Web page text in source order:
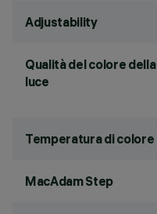
Adjustability
Qualità del colore della
luce
Temperatura di colore
MacAdam Step